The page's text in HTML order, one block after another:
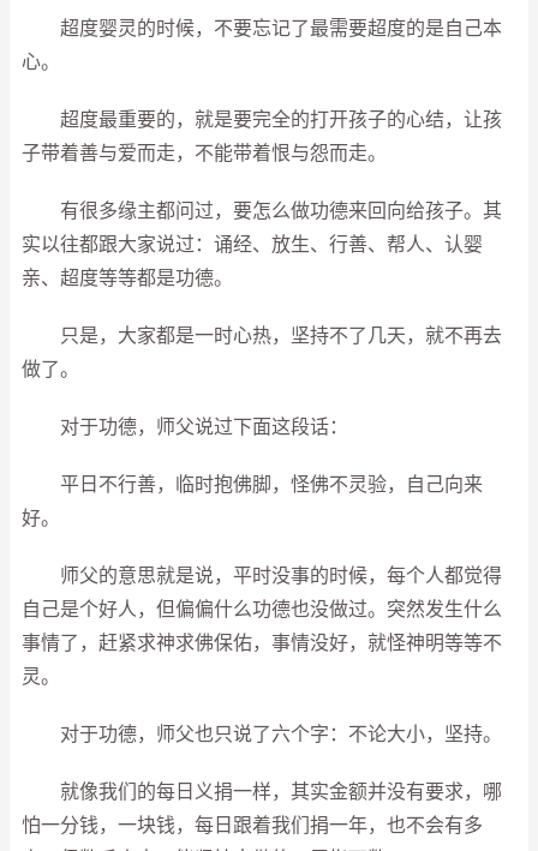
超度婴灵的时候，不要忘记了最需要超度的是自己本
心。
超度最重要的，就是要完全的打开孩子的心结，让孩
子带着善与爱而走，不能带着恨与怨而走。
有很多缘主都问过，要怎么做功德来回向给孩子。其
实以往都跟大家说过：诵经、放生、行善、帮人、认婴
亲、超度等等都是功德。
只是，大家都是一时心热，坚持不了几天，就不再去
做了。
对于功德，师父说过下面这段话：
平日不行善，临时抱佛脚，怪佛不灵验，自己向来
好。
师父的意思就是说，平时没事的时候，每个人都觉得
自己是个好人，但偏偏什么功德也没做过。突然发生什么
事情了，赶紧求神求佛保佑，事情没好，就怪神明等等不
灵。
对于功德，师父也只说了六个字：不论大小，坚持。
就像我们的每日义捐一样，其实金额并没有要求，哪
怕一分钱，一块钱，每日跟着我们捐一年，也不会有多